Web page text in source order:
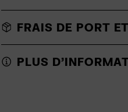
FRAIS DE PORT
PLUS